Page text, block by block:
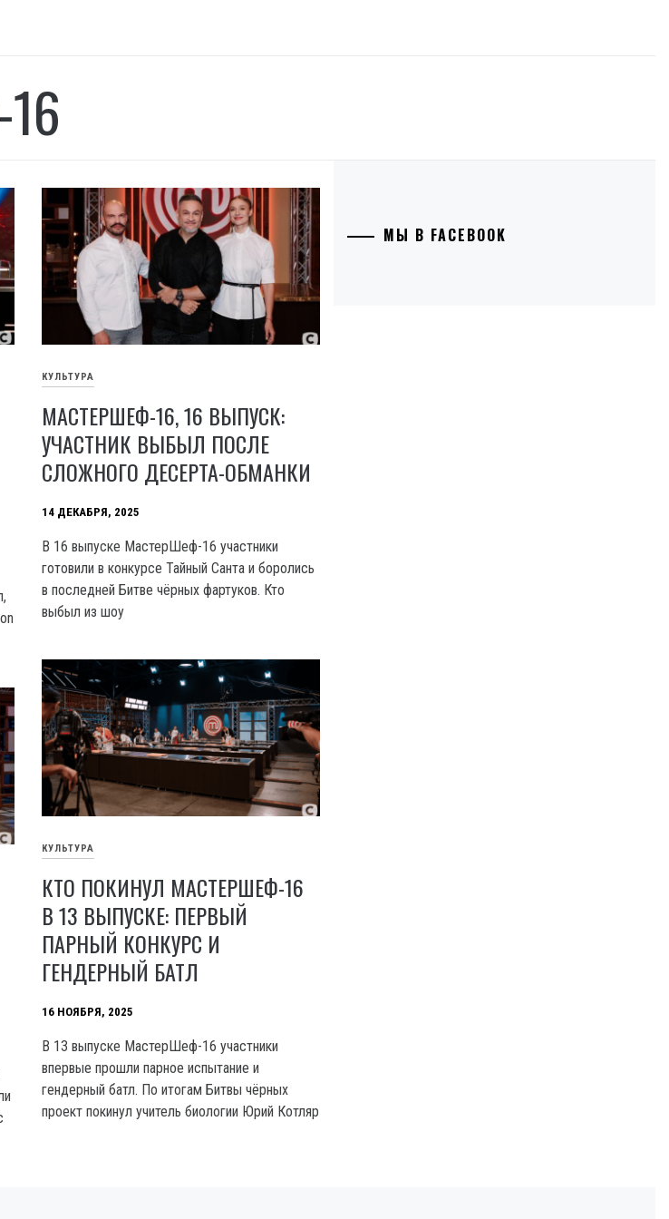
КУЛЬТУРА
МАСТЕРШЕФ-16, 16 ВЫПУСК:
УЧАСТНИК ВЫБЫЛ ПОСЛЕ
СЛОЖНОГО ДЕСЕРТА-ОБМАНКИ
14 ДЕКАБРЯ, 2025
В 16 выпуске МастерШеф-16 участники
готовили в конкурсе Тайный Санта и боролись
в последней Битве чёрных фартуков. Кто
выбыл из шоу
КУЛЬТУРА
КТО ПОКИНУЛ МАСТЕРШЕФ-16
В 13 ВЫПУСКЕ: ПЕРВЫЙ
ПАРНЫЙ КОНКУРС И
ГЕНДЕРНЫЙ БАТЛ
16 НОЯБРЯ, 2025
В 13 выпуске МастерШеф-16 участники
впервые прошли парное испытание и
гендерный батл. По итогам Битвы чёрных
проект покинул учитель биологии Юрий Котляр
МЫ В FACEBOOK